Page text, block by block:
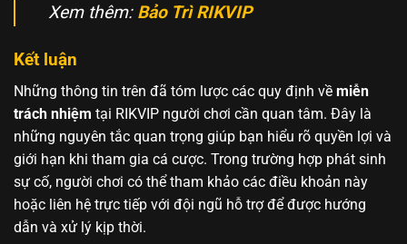
Xem thêm: Bảo Trì RIKVIP
Kết luận
Những thông tin trên đã tóm lược các quy định về miễn
trách nhiệm tại RIKVIP người chơi cần quan tâm. Đây là
những nguyên tắc quan trọng giúp bạn hiểu rõ quyền lợi và
giới hạn khi tham gia cá cược. Trong trường hợp phát sinh
sự cố, người chơi có thể tham khảo các điều khoản này
hoặc liên hệ trực tiếp với đội ngũ hỗ trợ để được hướng
dẫn và xử lý kịp thời.